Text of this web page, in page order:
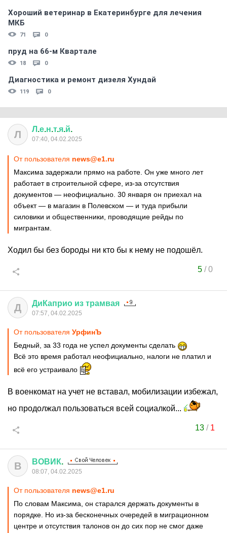
Хороший ветеринар в Екатеринбурге для лечения
МКБ
71 0
пруд на 66-м Квартале
18 0
Диагностика и ремонт дизеля Хундай
119 0
Л Л .е.н.т.я.й.
07:40, 04.02.2025
От пользователя news@e1.ru
Максима задержали прямо на работе. Он уже много лет
работает в строительной сфере, из-за отсутствия
документов — неофициально. 30 января он приехал на
объект — в магазин в Полевском — и туда прибыли
силовики и общественники, проводящие рейды по
мигрантам.
Ходил бы без бороды ни кто бы к нему не подошёл.
5/0
Д ДиКаприо из трамвая
07:57, 04.02.2025
От пользователя УрфинЪ
Бедный, за 33 года не успел документы сделать
Всё это время работал неофициально, налоги не платил и
всё его устраивало
В военкомат на учет не вставал, мобилизации избежал,
но продолжал пользоваться всей социалкой...
13 / 1
В ВОВИК.
08:07, 04.02.2025
От пользователя news@e1.ru
По словам Максима, он старался держать документы в
порядке. Но из-за бесконечных очередей в миграционном
центре и отсутствия талонов он до сих пор не смог даже